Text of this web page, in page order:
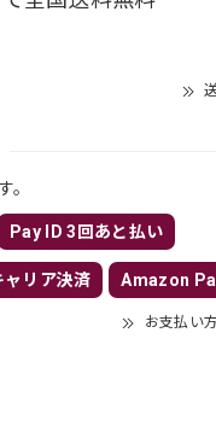
。
Pay ID 3回あと払い
ャリア決済 Amazon
お支払い